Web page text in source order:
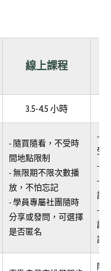
線上課程
3.5-4.5 小時
- 隨買隨看，不受時
間地點限制
- 無限期不限次數播
放，不怕忘記
- 學員專屬社團隨時
分享或發問，可選擇
是否匿名
-
受
-
-
談
-
論
議
除